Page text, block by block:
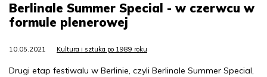
Berlinale Summer Special - w czerwcu w
formule plenerowej
10.05.2021 Kultura i sztuka po 1989 roku
Drugi etap festiwalu w Berlinie, czyli Berlinale Summer Special,